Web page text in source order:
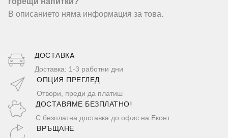
В описанието няма информация за това.
ДОСТАВКA
Доставка: 1-3 работни дни
ОПЦИЯ ПРЕГЛЕД
Отвори, преди да платиш
ДОСТАВЯМЕ БЕЗПЛАТНО!
С безплатна доставка до офис на Еконт
ВРЪЩАНЕ